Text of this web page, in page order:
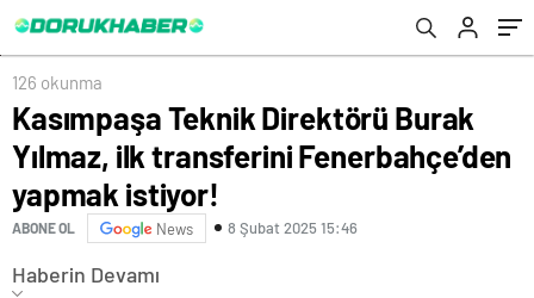
126 okunma
Kasımpaşa Teknik Direktörü Burak
Yılmaz, ilk transferini Fenerbahçe’den
yapmak istiyor!
ABONE OL News 8 Şubat 2025 15:46
Haberin Devamı